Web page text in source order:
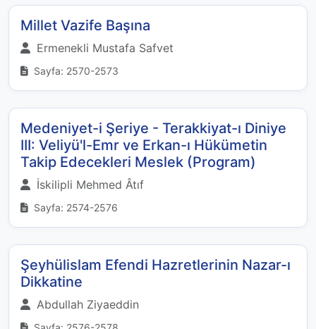
Millet Vazife Başına
Ermenekli Mustafa Safvet
Sayfa: 2570-2573
Medeniyet-i Şeriye - Terakkiyat-ı Diniye
III: Veliyü'l-Emr ve Erkan-ı Hükümetin
Takip Edecekleri Meslek (Program)
İskilipli Mehmed Âtıf
Sayfa: 2574-2576
Şeyhülislam Efendi Hazretlerinin Nazar-ı
Dikkatine
Abdullah Ziyaeddin